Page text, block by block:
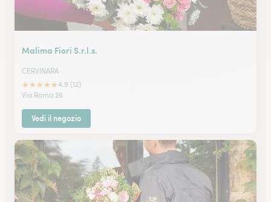
Malima Fiori S.r.l.s.
CERVINARA
★★★★★4.9 (12)
Via Roma 26
Vedi il negozio